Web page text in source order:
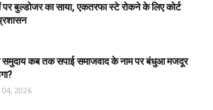
पर बुल्डोजर का साया, एकतरफा स्टे रोकने के लिए कोर्ट
समुदाय कब तक सपाई समाजवाद के नाम पर बंधुआ मजदूर
04, 2026